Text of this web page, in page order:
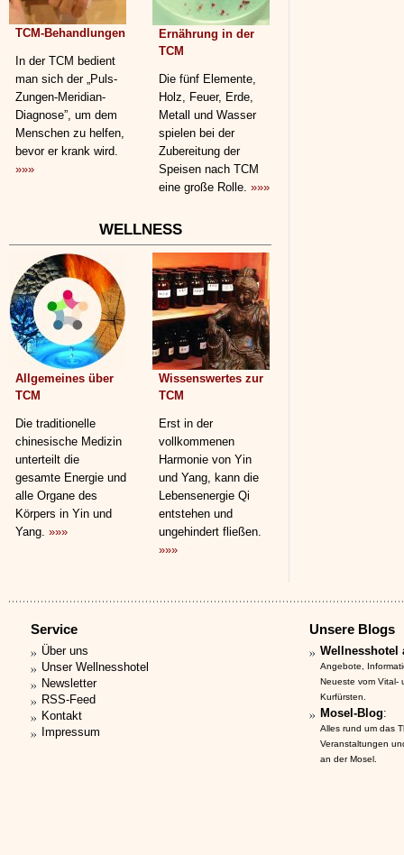
TCM-Behandlungen
In der TCM bedient
man sich der „Puls-
Zungen-Meridian-
Diagnose”, um dem
Menschen zu helfen,
bevor er krank wird.
»»»
Ernährung in der
TCM
Die fünf Elemente,
Holz, Feuer, Erde,
Metall und Wasser
spielen bei der
Zubereitung der
Speisen nach TCM
eine große Rolle. »»»
WELLNESS
Allgemeines über
TCM
Die traditionelle
chinesische Medizin
unterteilt die
gesamte Energie und
alle Organe des
Körpers in Yin und
Yang. »»»
Wissenswertes zur
TCM
Erst in der
vollkommenen
Harmonie von Yin
und Yang, kann die
Lebensenergie Qi
entstehen und
ungehindert fließen.
»»»
Service
Über uns
Unser Wellnesshotel
Newsletter
RSS-Feed
Kontakt
Impressum
Unsere Blogs
Wellnesshotel
Angebote,
Neueste vom Vital-
Kurfürsten.
Mosel-Blog:
Alles rund um das
Veranstaltungen
an der Mosel.